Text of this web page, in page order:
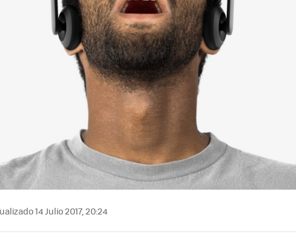
14 Julio 2017, 20:24